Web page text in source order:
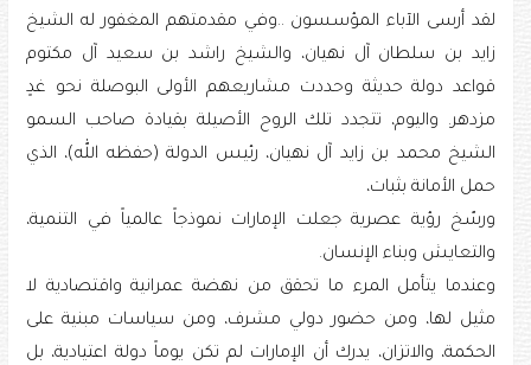
لقد أرسى الآباء المؤسسون ..وفي مقدمتهم المغفور له الشيخ
زايد بن سلطان آل نهيان، والشيخ راشد بن سعيد آل مكتوم
قواعد دولة حديثة وحددت مشاريعهم الأولى البوصلة نحو غدٍ
مزدهر. واليوم، تتجدد تلك الروح الأصيلة بقيادة صاحب السمو
الشيخ محمد بن زايد آل نهيان، رئيس الدولة (حفظه الله)، الذي
حمل الأمانة بثبات،
ورسّخ رؤية عصرية جعلت الإمارات نموذجاً عالمياً في التنمية،
والتعايش وبناء الإنسان.
وعندما يتأمل المرء ما تحقق من نهضة عمرانية واقتصادية لا
مثيل لها، ومن حضور دولي مشرف، ومن سياسات مبنية على
الحكمة، والاتزان، يدرك أن الإمارات لم تكن يوماً دولة اعتيادية، بل